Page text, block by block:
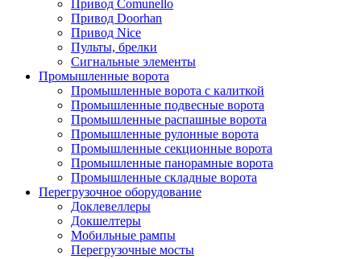
Привод Comunello
Привод Doorhan
Привод Nice
Пульты, брелки
Сигнальные элементы
Промышленные ворота
Промышленные ворота с калиткой
Промышленные подвесные ворота
Промышленные распашные ворота
Промышленные рулонные ворота
Промышленные секционные ворота
Промышленные панорамные ворота
Промышленные складные ворота
Перегрузочное оборудование
Доклевеллеры
Докшелтеры
Мобильные рампы
Перегрузочные мосты